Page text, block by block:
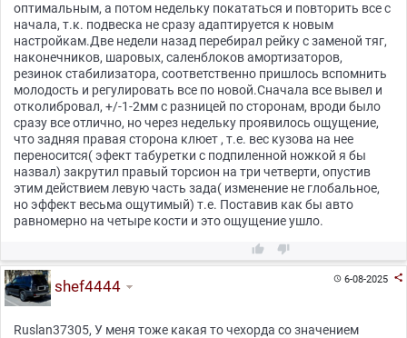
оптимальным, а потом недельку покататься и повторить все с
начала, т.к. подвеска не сразу адаптируется к новым
настройкам.Две недели назад перебирал рейку с заменой тяг,
наконечников, шаровых, саленблоков амортизаторов,
резинок стабилизатора, соответственно пришлось вспомнить
молодость и регулировать все по новой.Сначала все вывел и
отколибровал, +/-1-2мм с разницей по сторонам, вроди было
сразу все отлично, но через недельку проявилось ощущение,
что задняя правая сторона клюет , т.е. вес кузова на нее
переносится( эфект табуретки с подпиленной ножкой я бы
назвал) закрутил правый торсион на три четверти, опустив
этим действием левую часть зада( изменение не глобальное,
но эффект весьма ощутимый) т.е. Поставив как бы авто
равномерно на четыре кости и это ощущение ушло.
 
6-08-2025 
shef4444
Ruslan37305, У меня тоже какая то чехорда со значением